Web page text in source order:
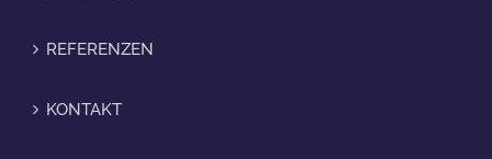
REFERENZEN
KONTAKT